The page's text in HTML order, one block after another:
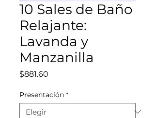
10 Sales de Baño
Relajante:
Lavanda y
Manzanilla
$881.60
Presentación *